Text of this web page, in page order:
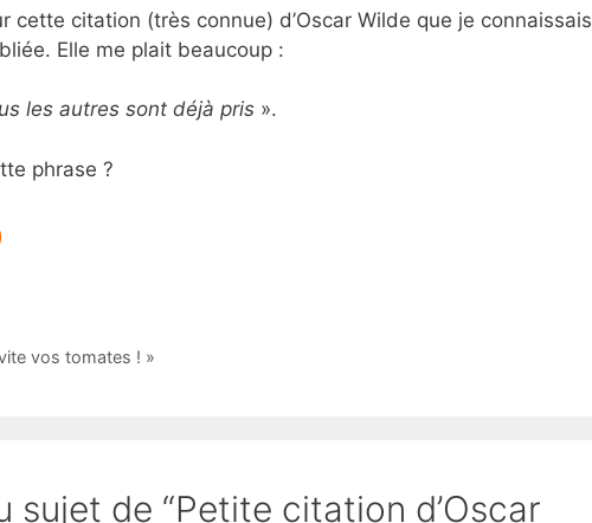
cette citation (très connue) d’Oscar Wilde que je connaissais
Elle me plait beaucoup :
les autres sont déjà pris ».
phrase ?
vos tomates ! »
sujet de “Petite citation d’Oscar